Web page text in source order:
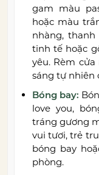
gam màu
hoặc màu
nhàng,
tinh tế hoặc
yêu. Rèm
sáng tự nhiên
Bóng bay:
love you,
tráng gương
vui tươi, trẻ
bóng bay
phòng.